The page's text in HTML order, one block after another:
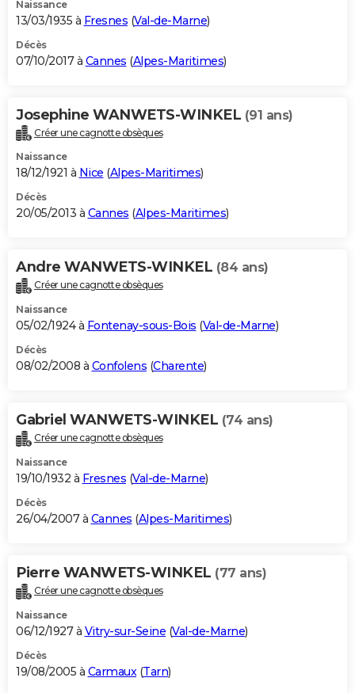
Naissance
13/03/1935 à Fresnes (Val-de-Marne)
Décès
07/10/2017 à Cannes (Alpes-Maritimes)
Josephine WANWETS-WINKEL (91 ans)
Créer une cagnotte obsèques
Naissance
18/12/1921 à Nice (Alpes-Maritimes)
Décès
20/05/2013 à Cannes (Alpes-Maritimes)
Andre WANWETS-WINKEL (84 ans)
Créer une cagnotte obsèques
Naissance
05/02/1924 à Fontenay-sous-Bois (Val-de-Marne)
Décès
08/02/2008 à Confolens (Charente)
Gabriel WANWETS-WINKEL (74 ans)
Créer une cagnotte obsèques
Naissance
19/10/1932 à Fresnes (Val-de-Marne)
Décès
26/04/2007 à Cannes (Alpes-Maritimes)
Pierre WANWETS-WINKEL (77 ans)
Créer une cagnotte obsèques
Naissance
06/12/1927 à Vitry-sur-Seine (Val-de-Marne)
Décès
19/08/2005 à Carmaux(Tarn)